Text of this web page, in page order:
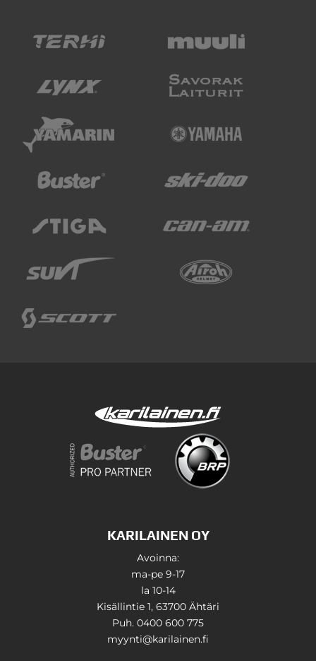
KARILAINEN OY
Avoinna:
ma-pe 9-17
la 10-14
Kisällintie 1, 63700 Ähtäri
Puh. 0400 600 775
myynti@karilainen.fi